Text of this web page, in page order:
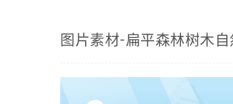
图片素材-扁平森林树木